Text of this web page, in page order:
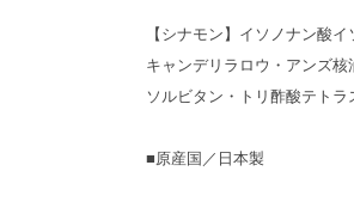
【シナモン】イソノナン酸
キャンデリラロウ・アンズ
ソルビタン・トリ酢酸テト
■原産国／日本製